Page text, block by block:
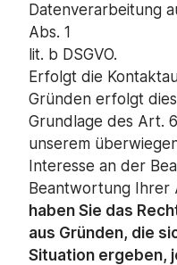
Datenverarbeitung
Abs. 1
lit. b DSGVO.
Erfolgt die
Gründen erfolgt
Grundlage des Art.
unserem
Interesse an der
Beantwortung Ihrer
haben Sie das
aus Gründen, die
Situation ergeben,